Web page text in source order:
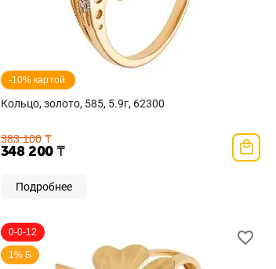
-10% картой
Кольцо, золото, 585, 5.9г, 62300
383 100 ₸
348 200₸
Подробнее
0-0-12
1% Б